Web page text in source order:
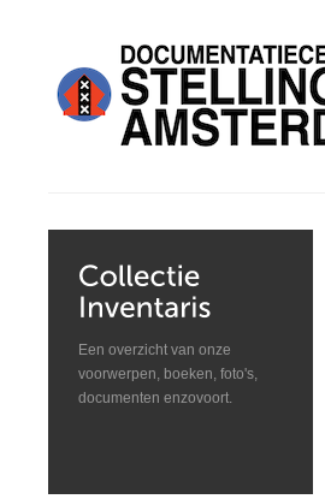
Een overzicht van onze
voorwerpen, boeken, foto's,
documenten enzovoort.